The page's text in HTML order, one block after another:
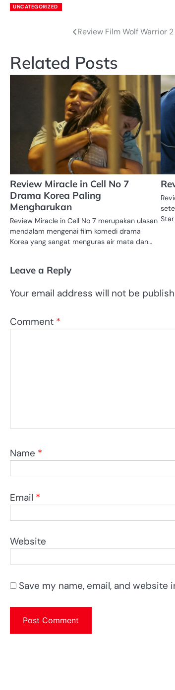
UNCATEGORIZED
navigation
Review Film Wolf Warrior 2
Related Posts
Review Miracle in Cell No 7
Drama Korea Paling
Mengharukan
Review Miracle in Cell No 7 merupakan ulasan
mendalam mengenai film komedi drama
Korea yang sangat menguras air mata dan…
Leave a Reply
Your email address will not be
Comment *
Name *
Email *
Website
Save my name, email, and